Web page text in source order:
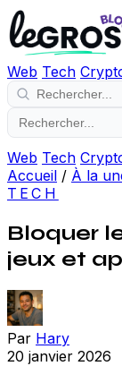
Web Tech
Web Tech
Accueil / À la
TECH
Bloquer
jeux et
Par Hary
20 janvier 2026